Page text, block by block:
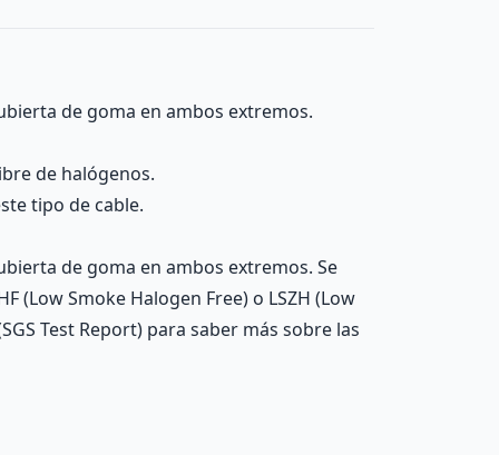
de goma en ambos extremos.
de halógenos.
tipo de cable.
de goma en ambos extremos. Se
(Low Smoke Halogen Free) o LSZH (Low
Test Report) para saber más sobre las